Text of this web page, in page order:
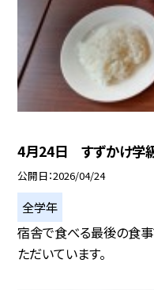
4月24日 すずかけ学
公開日 2026/04/24
全学年
宿舎で食べる最後の食事
ただいています。